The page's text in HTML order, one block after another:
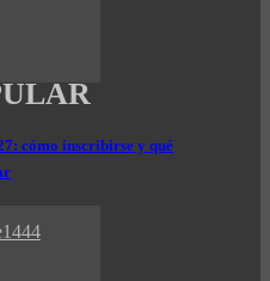
cómo inscribirse y qué
1444